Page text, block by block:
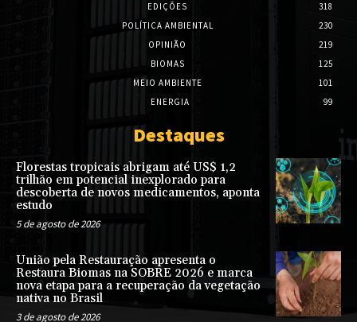
EDIÇÕES
318
POLÍTICA AMBIENTAL
230
OPINIÃO
219
BIOMAS
125
MEIO AMBIENTE
101
ENERGIA
99
Destaques
Florestas tropicais abrigam até US$ 1,2
trilhão em potencial inexplorado para
descoberta de novos medicamentos, aponta
estudo
5 de agosto de 2026
União pela Restauração apresenta o
Restaura Biomas na SOBRE 2026 e marca
nova etapa para a recuperação da vegetação
nativa no Brasil
3 de agosto de 2026